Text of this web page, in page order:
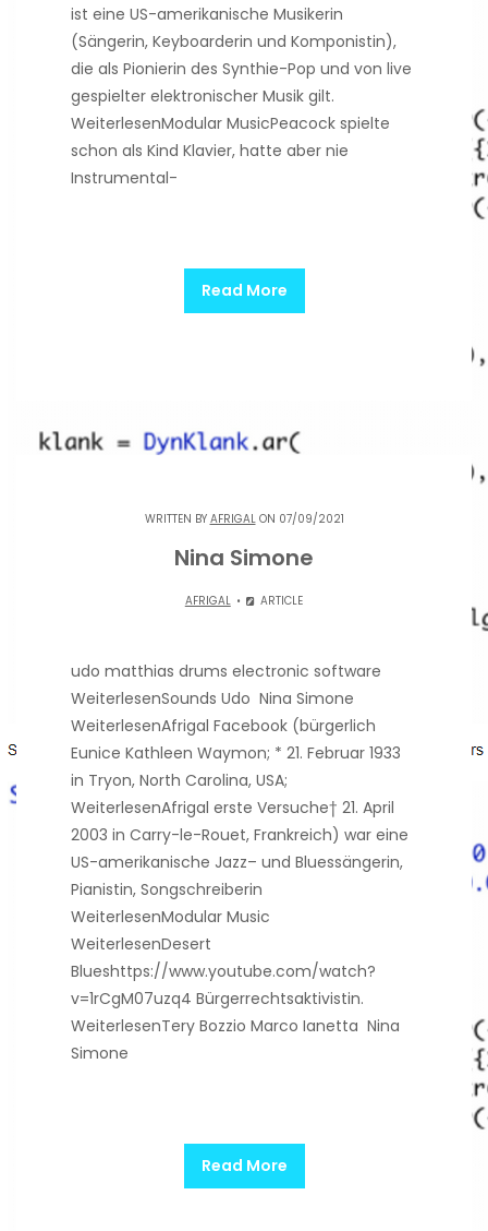
ist eine US-amerikanische Musikerin
(Sängerin, Keyboarderin und Komponistin),
die als Pionierin des Synthie-Pop und von live
gespielter elektronischer Musik gilt.
WeiterlesenModular MusicPeacock spielte
schon als Kind Klavier, hatte aber nie
Instrumental-
Read More
WRITTEN BY AFRIGALON 07/09/2021
Nina Simone
AFRIGAL ARTICLE
udo matthias drums electronic software
WeiterlesenSounds Udo Nina Simone
WeiterlesenAfrigal Facebook (bürgerlich
Eunice Kathleen Waymon; * 21. Februar 1933
in Tryon, North Carolina, USA;
WeiterlesenAfrigal erste Versuche† 21. April
2003 in Carry-le-Rouet, Frankreich) war eine
US-amerikanische Jazz– und Bluessängerin,
Pianistin, Songschreiberin
WeiterlesenModular Music
WeiterlesenDesert
Blueshttps://www.youtube.com/watch?
v=1rCgM07uzq4 Bürgerrechtsaktivistin.
WeiterlesenTery Bozzio Marco Ianetta Nina
Simone
Read More